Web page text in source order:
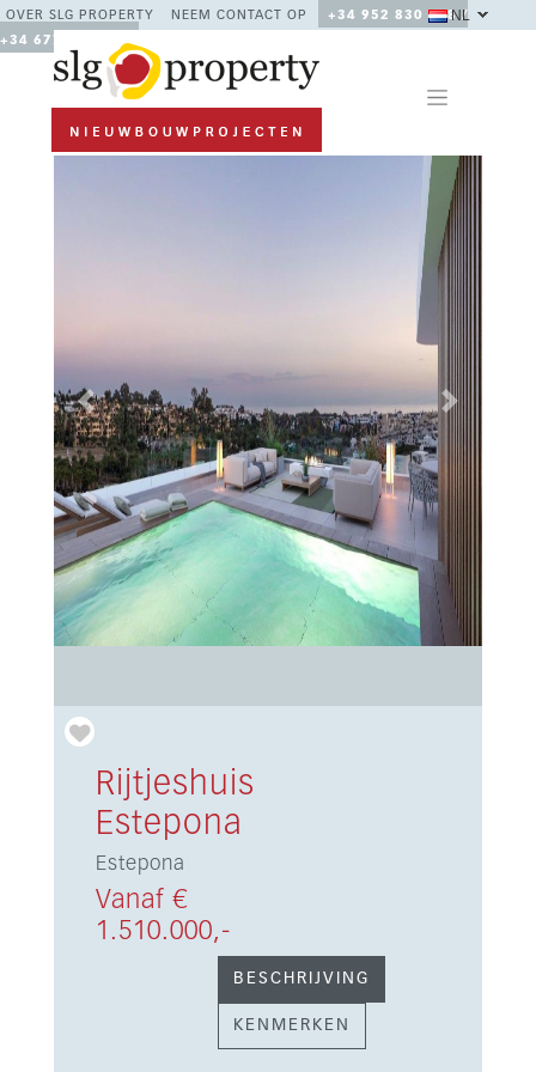
OVER SLG PROPERTY NEEM CONTACT OP
+34 952 830 378 /
+34 677 670 480
NL
Previous Next
Rijtjeshuis
Estepona
Estepona
Vanaf €
1.510.000,-
BESCHRIJVING
KENMERKEN